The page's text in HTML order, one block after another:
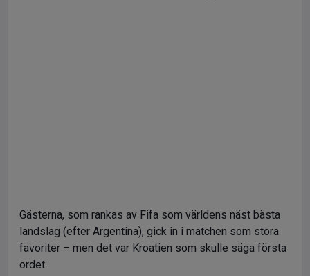
Gästerna, som rankas av Fifa som världens näst bästa
landslag (efter Argentina), gick in i matchen som stora
favoriter – men det var Kroatien som skulle säga första
ordet.